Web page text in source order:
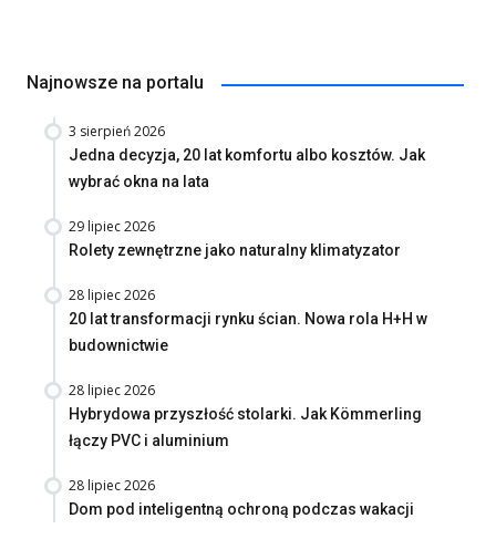
Najnowsze na portalu
3 sierpień 2026
Jedna decyzja, 20 lat komfortu albo kosztów. Jak
wybrać okna na lata
29 lipiec 2026
Rolety zewnętrzne jako naturalny klimatyzator
28 lipiec 2026
20 lat transformacji rynku ścian. Nowa rola H+H w
budownictwie
28 lipiec 2026
Hybrydowa przyszłość stolarki. Jak Kömmerling
łączy PVC i aluminium
28 lipiec 2026
Dom pod inteligentną ochroną podczas wakacji